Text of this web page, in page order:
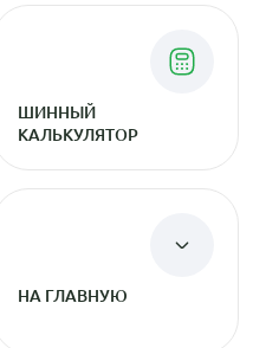
ШИННЫЙ
КАЛЬКУЛЯТОР
НА ГЛАВНУЮ